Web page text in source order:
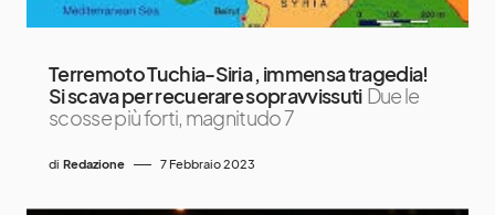
Terremoto Tuchia-Siria , immensa tragedia!
Si scava per recuerare sopravvissuti Due le
scosse più forti, magnitudo 7
di Redazione 7 Febbraio 2023